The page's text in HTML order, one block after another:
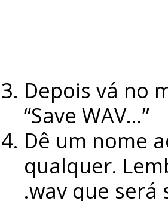
Depois vá no
“Save WAV…”
Dê um nome
qualquer.
.wav que será